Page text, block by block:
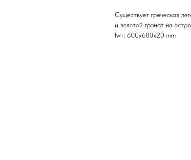
Существует греческая
и золотой гранат на
lwh: 600x600x20 mm